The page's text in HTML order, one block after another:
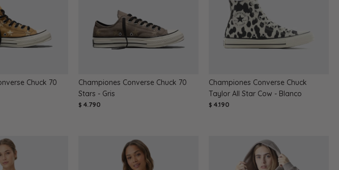
Chuck 70
Championes Converse Chuck 70
Stars - Gris
$ 4.790
Championes Converse Chuck
Taylor All Star Cow - Blanco
$ 4.190